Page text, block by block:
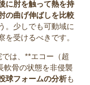
に肘を触って熱を持
の曲げ伸ばしを比較
。少しでも可動域に
を受けるべきです。
では、**エコー（超
軟骨の状態を非侵襲
球フォームの分析も